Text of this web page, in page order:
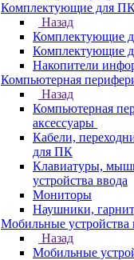
Комплектующие для ПК
Назад
Комплектующие
Комплектующие
Накопители
Компьютерная
Назад
Компьютерная
аксессуары
Кабели,
для ПК
Клавиатуры,
устройства ввода
Мониторы
Наушники,
Мобильные устройства
Назад
Мобильные